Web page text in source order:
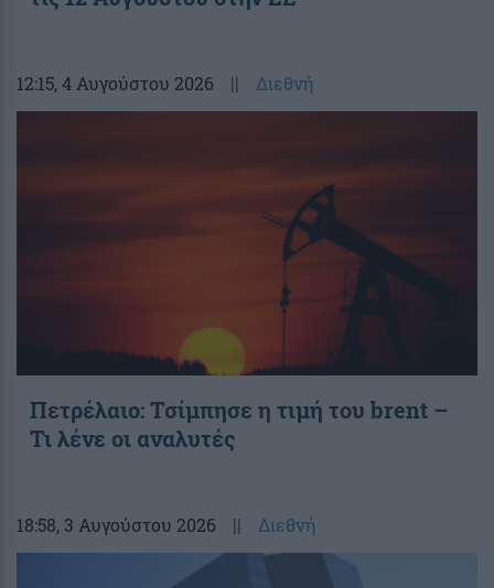
12:15, 4 Αυγούστου 2026 || Διεθνή
Πετρέλαιο: Τσίμπησε η τιμή του brent –
Τι λένε οι αναλυτές
18:58, 3 Αυγούστου 2026 || Διεθνή